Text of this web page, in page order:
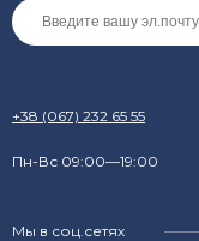
+38 (067) 232 65 55
Пн-Вс 09:00—19:00
Мы в соц.сетях